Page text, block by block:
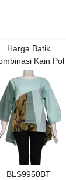
Harga Batik
Kain Pol
BLS9950BT